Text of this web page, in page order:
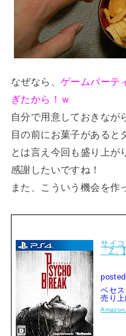
なぜなら、 ゲームパーテ
ぎたから！ｗ
自分で用意しておきなが
目の前にお菓子があると
とは言え今回も盛り上が
感謝したいですね！
また、こういう機会を作
サイ
「Z」】
ベセ
売り